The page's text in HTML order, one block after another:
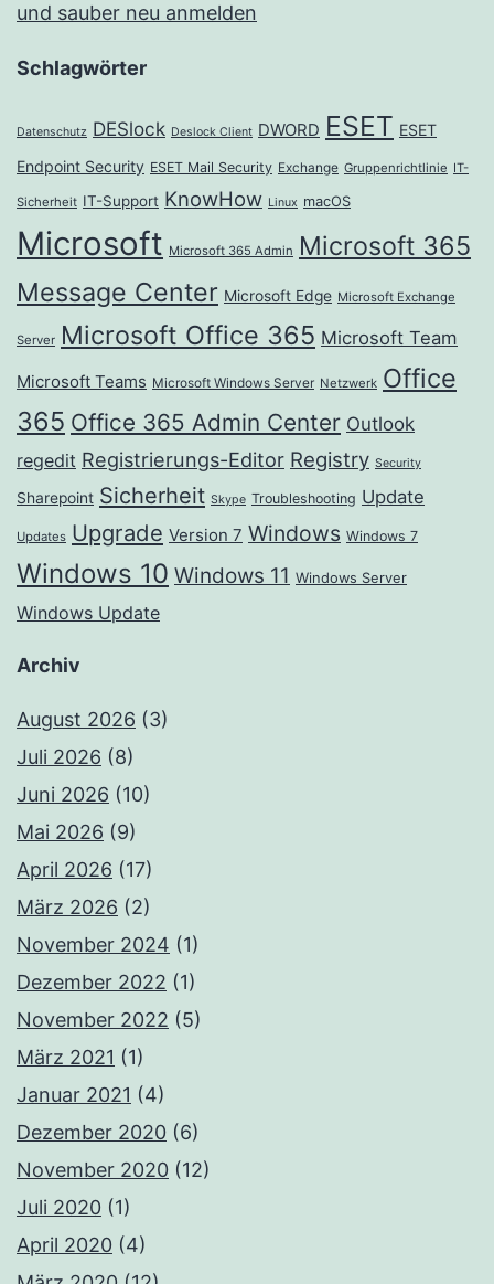
und sauber neu anmelden
Schlagwörter
Datenschutz DESlock Deslock Client DWORD ESET ESET
Endpoint Security ESET Mail Security Exchange Gruppenrichtlinie IT-
Sicherheit IT-Support KnowHow Linux macOS
Microsoft Microsoft 365 Admin Microsoft 365
Message Center Microsoft Edge Microsoft Exchange
Server Microsoft Office 365 Microsoft Team
Microsoft Teams Microsoft Windows Server Netzwerk Office
365 Office 365 Admin Center Outlook
regedit Registrierungs-Editor Registry Security
Sharepoint Sicherheit Skype Troubleshooting Update
Updates Upgrade Version 7 Windows Windows 7
Windows 10 Windows 11 Windows Server
Windows Update
Archiv
August 2026 (3)
Juli 2026 (8)
Juni 2026 (10)
Mai 2026 (9)
April 2026 (17)
März 2026 (2)
November 2024 (1)
Dezember 2022 (1)
November 2022 (5)
März 2021 (1)
Januar 2021 (4)
Dezember 2020 (6)
November 2020 (12)
Juli 2020 (1)
April 2020 (4)